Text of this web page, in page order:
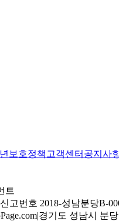
보호정책 고객센터 공지사
트
고번호 2018-성남분당B-
|경기도 성남시 분